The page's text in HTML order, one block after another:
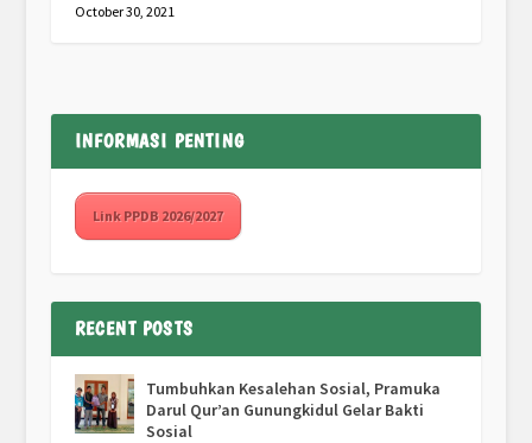
October 30, 2021
INFORMASI PENTING
Link PPDB 2026/2027
RECENT POSTS
Tumbuhkan Kesalehan Sosial, Pramuka
Darul Qur’an Gunungkidul Gelar Bakti
Sosial